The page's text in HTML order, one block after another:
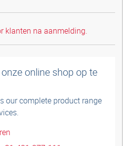
klanten na aanmelding.
online shop op te
our complete product range